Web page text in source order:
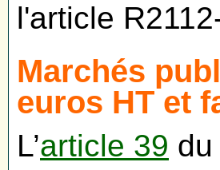
l'article
Marchés
euros HT et
L’article 39